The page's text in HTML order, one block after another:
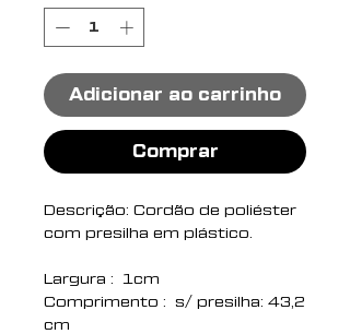
Adicionar ao carrinho
Comprar
Descrição: Cordão de poliéster
com presilha em plástico.
Largura : 1cm
Comprimento : s/ presilha: 43,2
cm